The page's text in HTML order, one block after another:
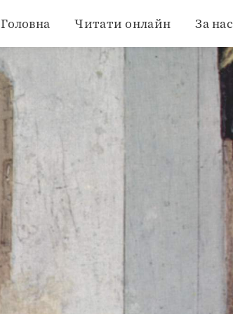
Головна Читати онлайн За нас